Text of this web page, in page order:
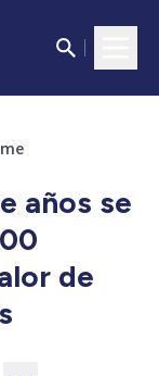
años se
de